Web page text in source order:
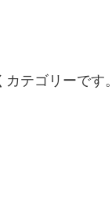
テゴリーです。